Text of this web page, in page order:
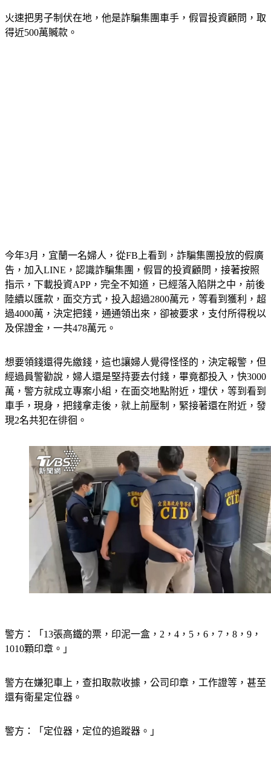
火速把男子制伏在地，他是詐騙集團車手，假冒投資顧問，取
得近500萬贓款。
今年3月，宜蘭一名婦人，從FB上看到，詐騙集團投放的假廣
告，加入LINE，認識詐騙集團，假冒的投資顧問，接著按照
指示，下載投資APP，完全不知道，已經落入陷阱之中，前後
陸續以匯款，面交方式，投入超過2800萬元，等看到獲利，超
過4000萬，決定把錢，通通領出來，卻被要求，支付所得稅以
及保證金，一共478萬元。
想要領錢還得先繳錢，這也讓婦人覺得怪怪的，決定報警，但
經過員警勸說，婦人還是堅持要去付錢，畢竟都投入，快3000
萬，警方就成立專案小組，在面交地點附近，埋伏，等到看到
車手，現身，把錢拿走後，就上前壓制，緊接著還在附近，發
現2名共犯在徘徊。
警方：「13張高鐵的票，印泥一盒，2，4，5，6，7，8，9，
1010顆印章。」
警方在嫌犯車上，查扣取款收據，公司印章，工作證等，甚至
還有衛星定位器。
警方：「定位器，定位的追蹤器。」